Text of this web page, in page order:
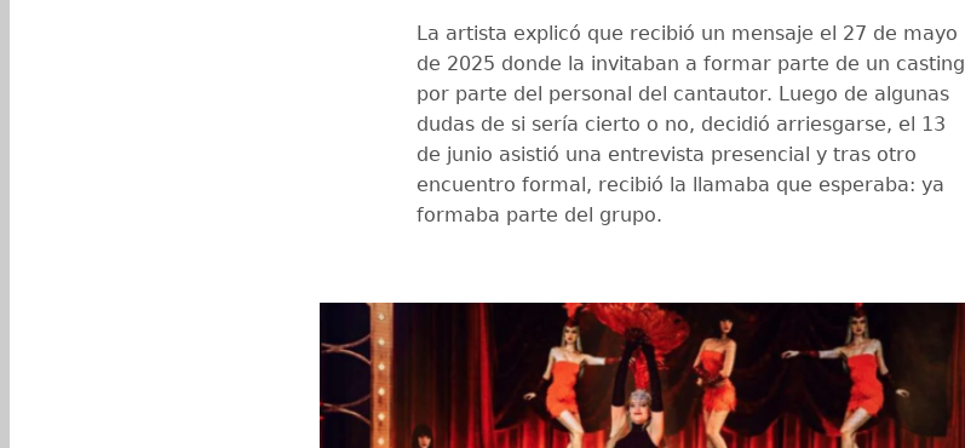
La artista explicó que recibió un mensaje el 27 de mayo
de 2025 donde la invitaban a formar parte de un casting
por parte del personal del cantautor. Luego de algunas
dudas de si sería cierto o no, decidió arriesgarse, el 13
de junio asistió una entrevista presencial y tras otro
encuentro formal, recibió la llamaba que esperaba: ya
formaba parte del grupo.